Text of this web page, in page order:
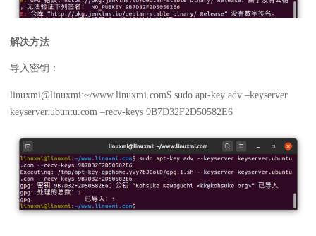
解决方法
导入密钥：
linuxmi@linuxmi:~/www.linuxmi.com$ sudo apt-key adv –keyserver
keyserver.ubuntu.com –recv-keys 9B7D32F2D50582E6